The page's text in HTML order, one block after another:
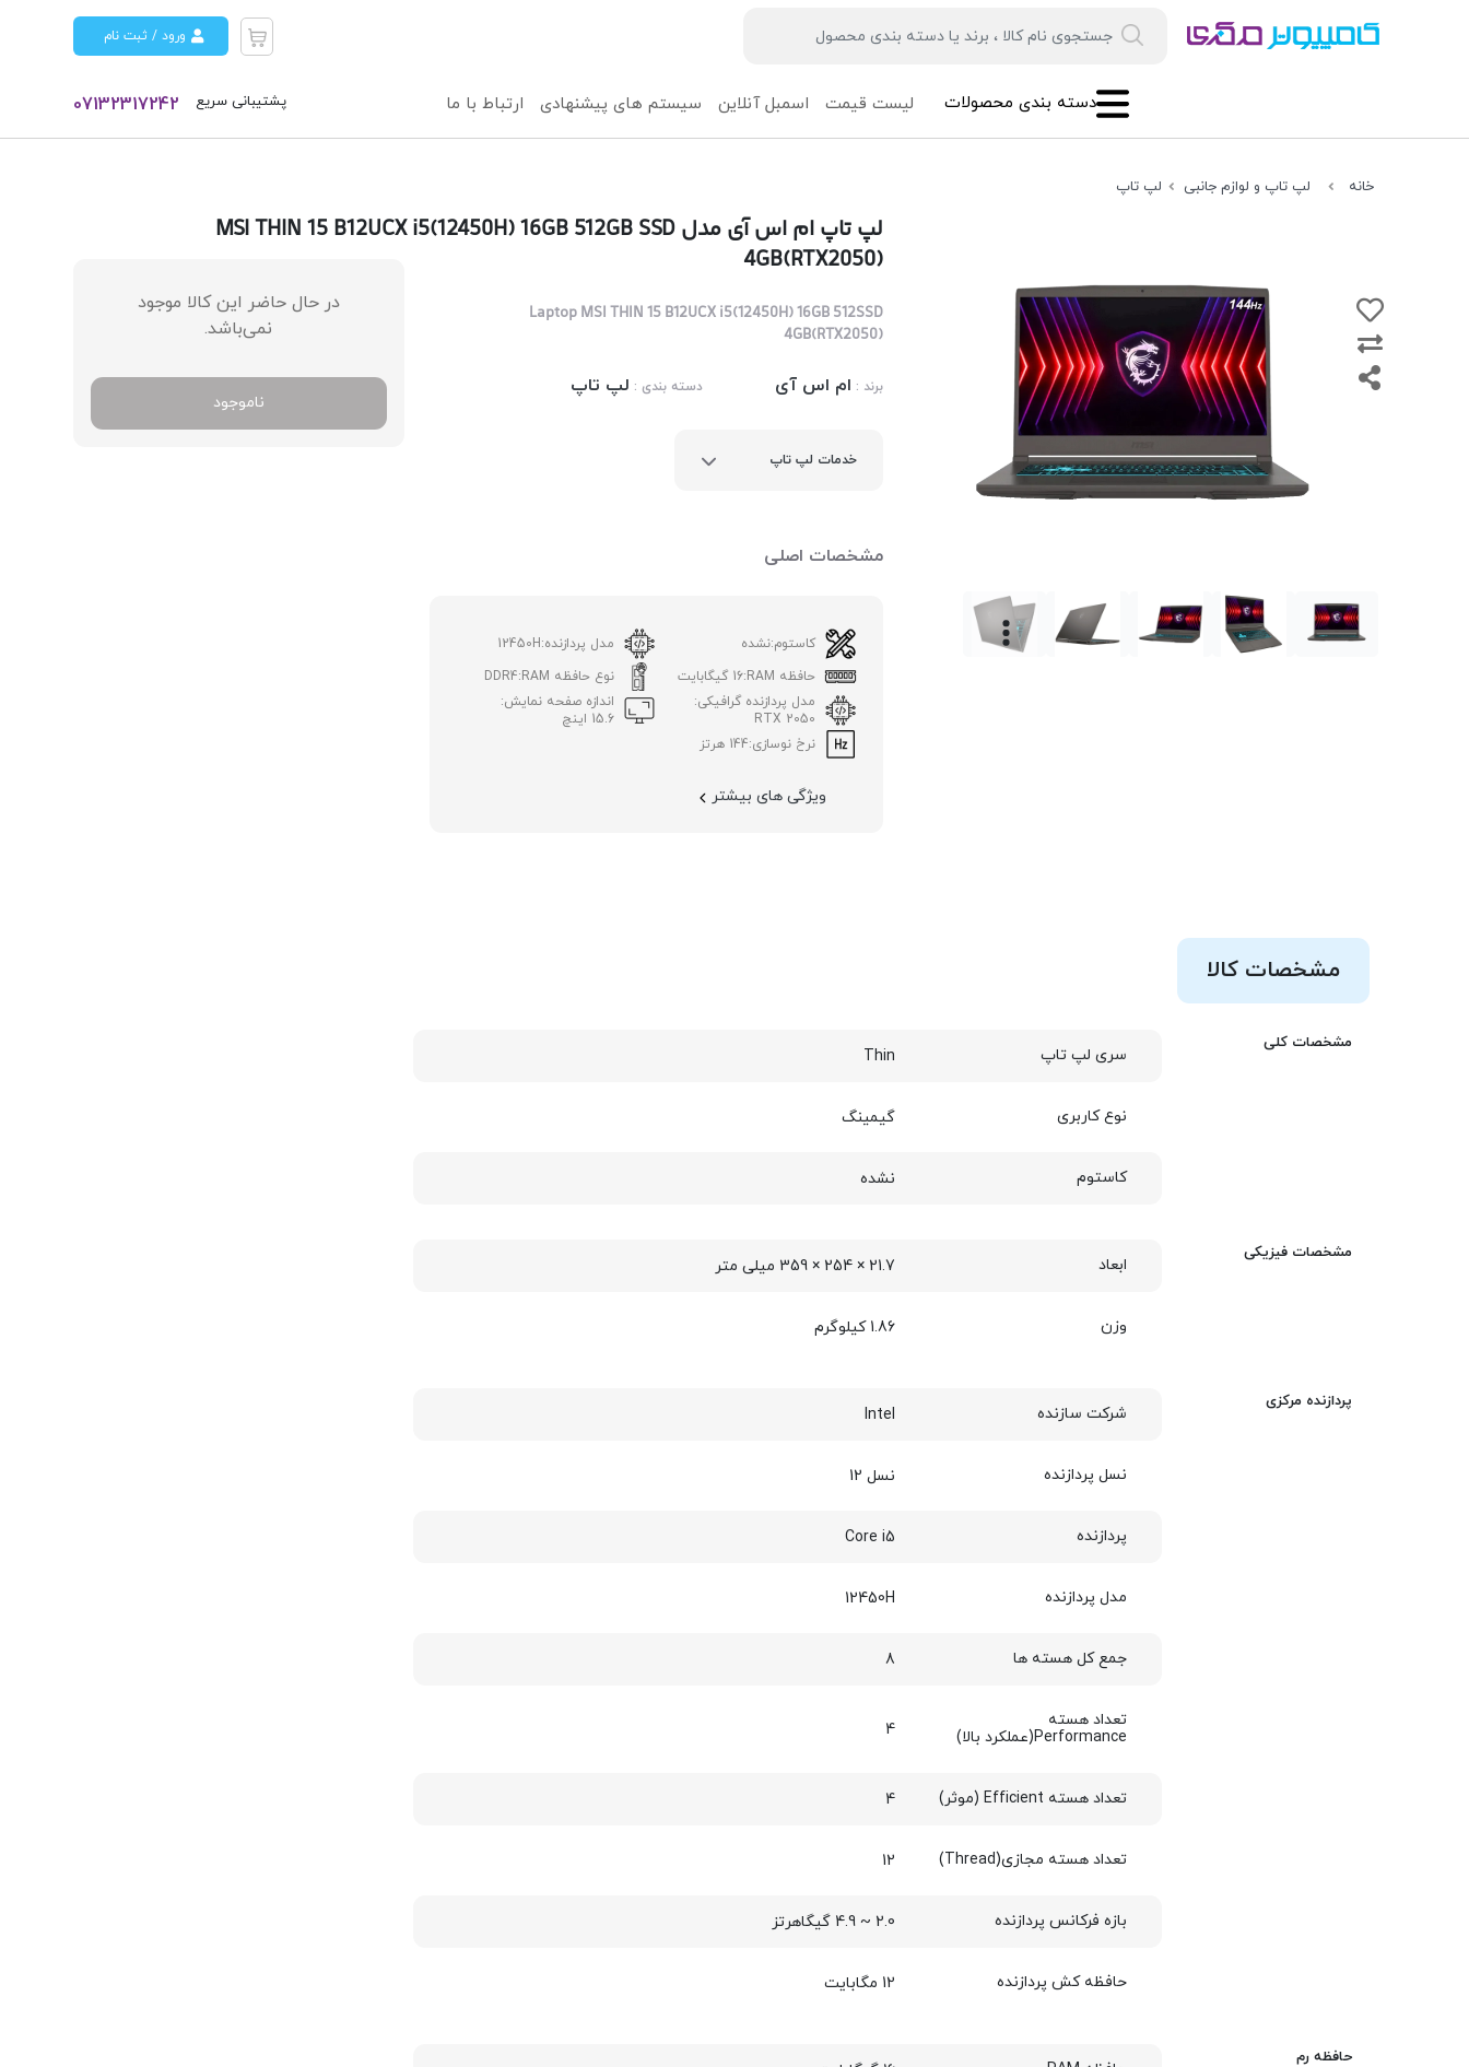
ورود / ثبت نام
07132317242 پشتیبانی سریع لیست قیمت اسمبل آنلاین سیستم های پیشنهادی ارتباط با ما دسته بندی محصولات
خانه لپ تاپ و لوازم جانبی لپ تاپ
در حال حاضر این کالا موجود
نمی‌باشد.
ناموجود
لپ تاپ ام اس آی مدل MSI THIN 15 B12UCX i5(12450H) 16GB 512GB SSD
4GB(RTX2050)
Laptop MSI THIN 15 B12UCX i5(12450H) 16GB 512SSD
4GB(RTX2050)
برند : ام اس آی دسته بندی : لپ تاپ
خدمات لپ تاپ
مشخصات اصلی
کاستوم:نشده مدل پردازنده:12450H
حافظه RAM:
16 گیگابایت نوع حافظه RAM:
DDR4
مدل پردازنده گرافیکی:
RTX 2050
اندازه صفحه نمایش:
15.6 اینچ
نرخ نوسازی:144 هرتز
ویژگی های بیشتر
مشخصات کالا
مشخصات کلی
سری لپ تاپ Thin
نوع کاربری گیمینگ
کاستوم نشده
مشخصات فیزیکی
ابعاد 21.7 × 254 × 359 میلی‌ متر
وزن 1.86 کیلوگرم
پردازنده مرکزی
شرکت سازنده Intel
نسل پردازنده نسل 12
پردازنده Core i5
مدل پردازنده 12450H
جمع کل هسته ها 8
تعداد هسته
Performance(عملکرد بالا)
4
تعداد هسته Efficient (موثر) 4
تعداد هسته مجازی(Thread) 12
بازه فرکانس پردازنده 2.0 ~ 4.9 گیگاهرتز
حافظه کش پردازنده 12 مگابایت
حافظه رم